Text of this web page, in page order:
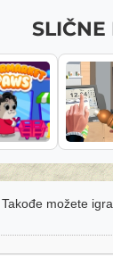
SLIČNE
. Takođe možete